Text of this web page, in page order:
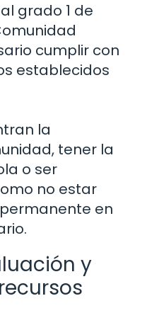
grado 1 de
cumplir con
establecidos
la
tener la
o ser
no estar
en
y